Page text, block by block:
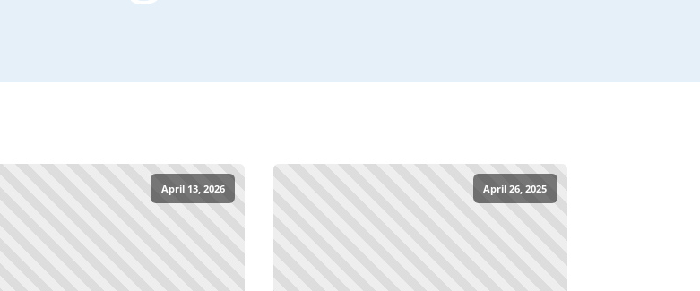
April 13, 2026 April 26, 2025